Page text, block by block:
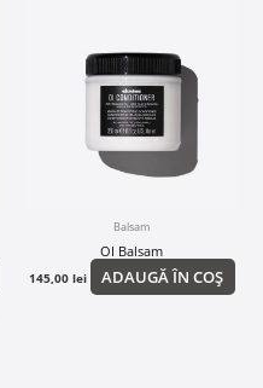
Balsam
OI Balsam
145,00 lei ADAUGĂ ÎN COȘ